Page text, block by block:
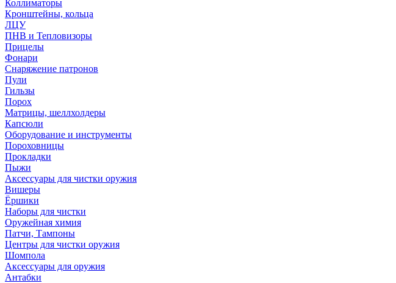
Коллиматоры
Кронштейны, кольца
ЛЦУ
ПНВ и Тепловизоры
Прицелы
Фонари
Снаряжение патронов
Пули
Гильзы
Порох
Матрицы, шеллхолдеры
Капсюли
Оборудование и инструменты
Пороховницы
Прокладки
Пыжи
Аксессуары для чистки оружия
Вишеры
Ёршики
Наборы для чистки
Оружейная химия
Патчи, Тампоны
Центры для чистки оружия
Шомпола
Аксессуары для оружия
Антабки